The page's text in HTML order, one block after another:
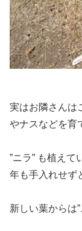
実はお隣さんは
やナスなどを育
”ニラ” も植えて
年も手入れせず
新しい葉からは